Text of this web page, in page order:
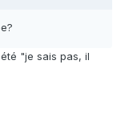
"je sais pas, il